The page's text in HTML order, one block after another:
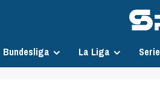
Bundesliga La Liga